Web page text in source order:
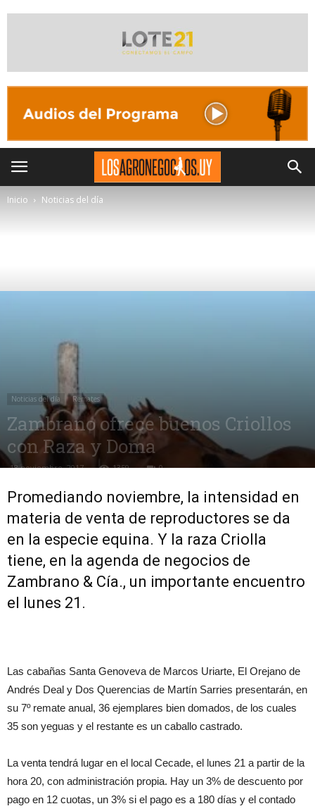
Inicio Noticias del día
Noticias del día Remates
Zambrano ofrece buenos Criollos
con Raza y Doma
18 noviembre, 2017 1359 0
Promediando noviembre, la intensidad en
materia de venta de reproductores se da
en la especie equina. Y la raza Criolla
tiene, en la agenda de negocios de
Zambrano & Cía., un importante encuentro
el lunes 21.
Las cabañas Santa Genoveva de Marcos Uriarte, El Orejano de
Andrés Deal y Dos Querencias de Martín Sarries presentarán, en
su 7º remate anual, 36 ejemplares bien domados, de los cuales
35 son yeguas y el restante es un caballo castrado.
La venta tendrá lugar en el local Cecade, el lunes 21 a partir de la
hora 20, con administración propia. Hay un 3% de descuento por
pago en 12 cuotas, un 3% si el pago es a 180 días y el contado